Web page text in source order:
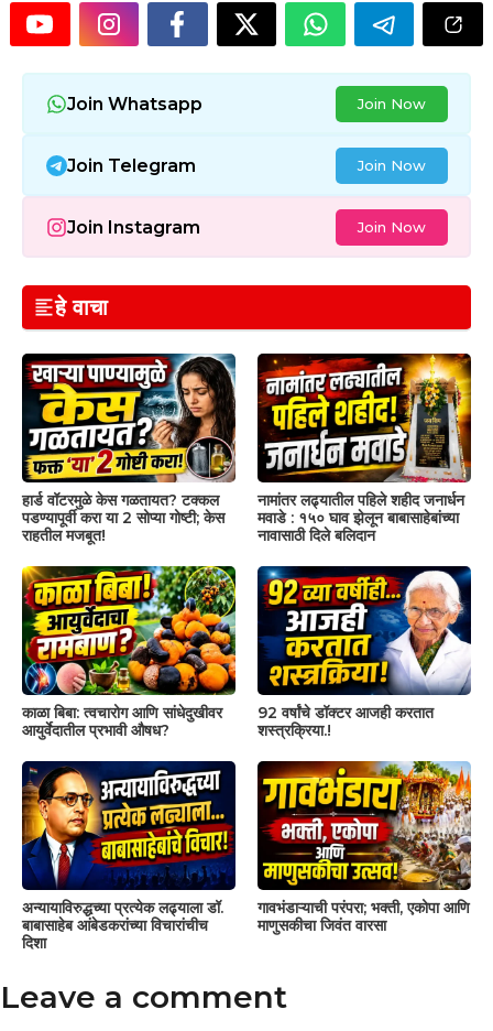
Join Whatsapp Join Now
Join Telegram Join Now
Join Instagram Join Now
हे वाचा
हार्ड वॉटरमुळे केस गळतायत? टक्कल
पडण्यापूर्वी करा या 2 सोप्या गोष्टी; केस
राहतील मजबूत!
नामांतर लढ्यातील पहिले शहीद जनार्धन
मवाडे : १५० घाव झेलून बाबासाहेबांच्या
नावासाठी दिले बलिदान
काळा बिबा: त्वचारोग आणि सांधेदुखीवर
आयुर्वेदातील प्रभावी औषध?
92 वर्षांचे डॉक्टर आजही करतात
शस्त्रक्रिया.!
अन्यायाविरुद्धच्या प्रत्येक लढ्याला डॉ.
बाबासाहेब आंबेडकरांच्या विचारांचीच
दिशा
गावभंडाऱ्याची परंपरा; भक्ती, एकोपा आणि
माणुसकीचा जिवंत वारसा
Leave a comment